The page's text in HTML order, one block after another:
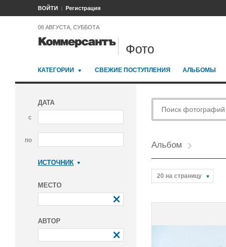
ВОЙТИ Регистрация
08 АВГУСТА, СУББОТА
Фото
КАТЕГОРИИ СВЕЖИЕ ПОСТУПЛЕНИЯ АЛЬБОМЫ
ДАТА
с
по
ИСТОЧНИК
МЕСТО
АВТОР
Альбом
20 на страницу